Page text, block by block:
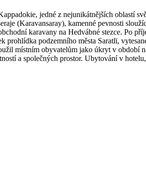
jedné z nejunikátnějších oblastí
(Karavansaray), kamenné pevnosti
karavany na Hedvábné stezce. Po
prohlídka podzemního města Saratlï,
místním obyvatelům jako úkryt v období
a společných prostor. Ubytování v